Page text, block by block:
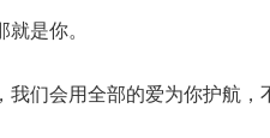
是你。
们会用全部的爱为你护航